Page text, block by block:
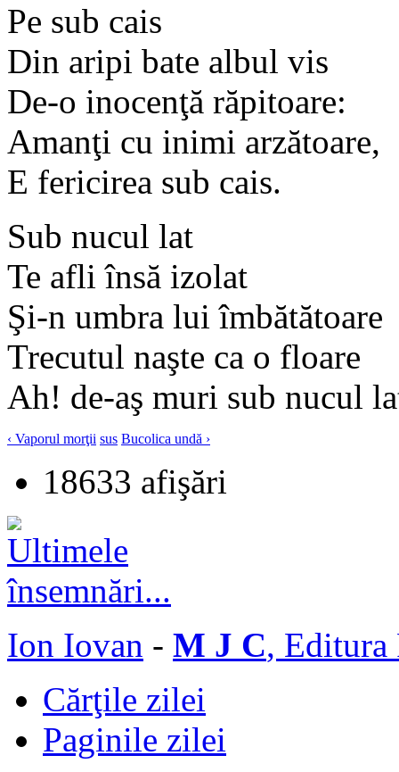
Pe sub cais
Din aripi bate albul vis
De-o inocenţă răpitoare:
Amanţi cu inimi arzătoare,
E fericirea sub cais.
Sub nucul lat
Te afli însă izolat
Şi-n umbra lui îmbătătoare
Trecutul naşte ca o floare
Ah! de-aş muri sub nucul
‹ Vaporul morţii sus Bucolica undă ›
18633 afişări
Ion Iovan - M J C, Editura
Cărţile zilei
Paginile zilei